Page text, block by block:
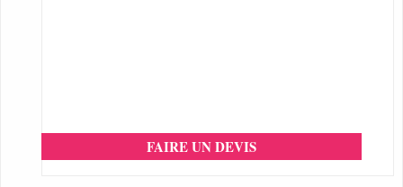
FAIRE UN DEVIS